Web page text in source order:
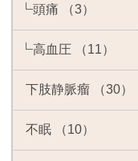
頭痛 （3）
高血圧 （11）
下肢静脈瘤 （30）
不眠 （10）